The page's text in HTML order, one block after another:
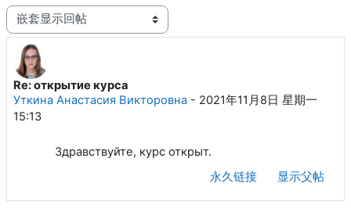
显示模式
Re: открытие курса
Уткина Анастасия Викторовна - 2021年11月8日 星期一
15:13
回帖数：0
Здравствуйте, курс открыт.
永久链接
显示父帖